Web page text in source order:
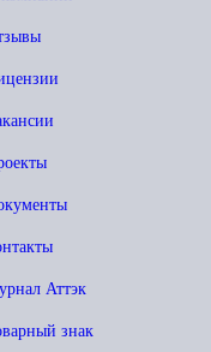
Аттэк
знак